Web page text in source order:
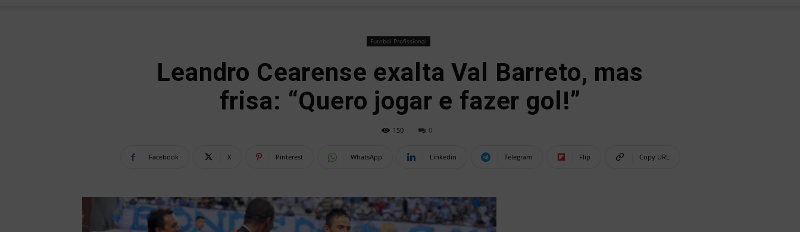
Futebol Profissional
Leandro Cearense exalta Val Barreto, mas
frisa: “Quero jogar e fazer gol!”
150 0
Facebook X Pinterest WhatsApp Linkedin Telegram Flip Copy URL